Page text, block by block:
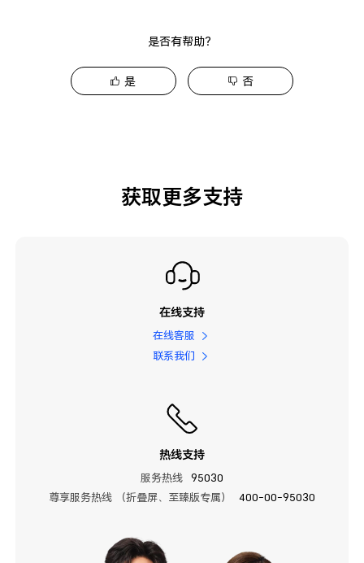
是否有帮助？
是 否
获取更多支持
在线支持
在线客服
联系我们
热线支持
服务热线
95030
尊享服务热线 （折叠屏、至臻版专属）
400-00-95030